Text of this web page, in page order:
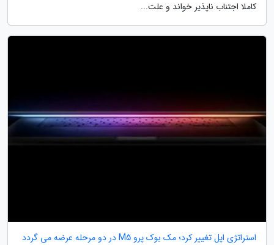
کاملا اجتناب ناپذیر خواند و علت...
استراتژی اپل تغییر کرد؛ مک بوک پرو M5 در دو مرحله عرضه می گردد